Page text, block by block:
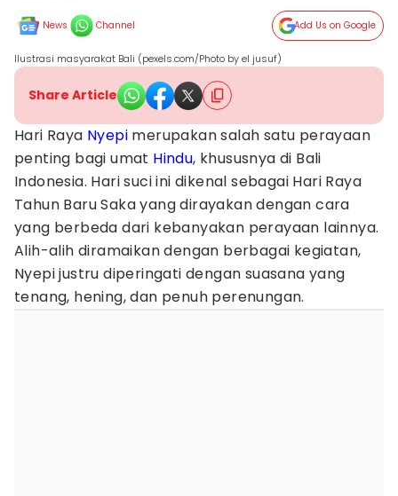
News Channel Add Us on Google
Ilustrasi masyarakat Bali (pexels.com/Photo by el jusuf)
Share Article
Hari Raya Nyepi merupakan salah satu perayaan
penting bagi umat Hindu, khususnya di Bali
Indonesia. Hari suci ini dikenal sebagai Hari Raya
Tahun Baru Saka yang dirayakan dengan cara
yang berbeda dari kebanyakan perayaan lainnya.
Alih-alih diramaikan dengan berbagai kegiatan,
Nyepi justru diperingati dengan suasana yang
tenang, hening, dan penuh perenungan.